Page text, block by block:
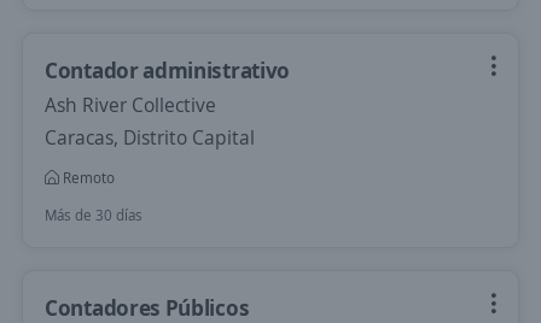
Contador administrativo
Ash River Collective
Caracas, Distrito Capital
Remoto
Más de 30 días
Contadores Públicos